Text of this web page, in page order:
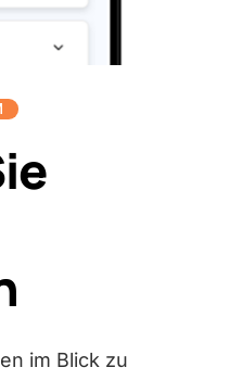
im Blick zu